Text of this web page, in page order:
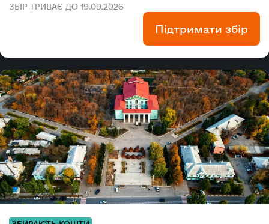
ЗБІР ТРИВАЄ ДО 19.09.2026
Підтримати збір